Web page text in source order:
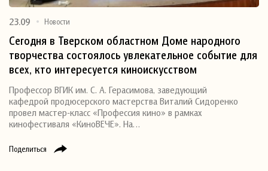
Поделиться
23.09 Новости
Сегодня в Тверском областном Доме народного
творчества состоялось увлекательное событие для
всех, кто интересуется киноискусством
Профессор ВГИК им. С. А. Герасимова, заведующий
кафедрой продюсерского мастерства Виталий Сидоренко
провел мастер-класс «Профессия кино» в рамках
кинофестиваля «КиноВЕЧЕ». На…